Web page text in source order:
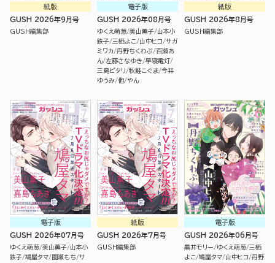
紙版
GUSH 2026年9月号
GUSH編集部
電子版
GUSH 2026年08月号
ゆくえ萌葱 美山薫子 山本小
鉄子 三栖よこ 山中ヒコ サガ
ミワカ 丹野ちくわぶ 百瀬あ
ん 左藤さなゆき 早寝電灯
三島ピタリ 秋鮭こぐま 今井
ゆうみ 他 やん
紙版
GUSH 2026年8月号
GUSH編集部
電子版
GUSH 2026年07月号
ゆくえ萌葱 美山薫子 山本小
鉄子 鳩屋タマ 園瀬もち サ
紙版
GUSH 2026年7月号
GUSH編集部
電子版
GUSH 2026年06月号
黒井モリー ゆくえ萌葱 三栖
よこ 鳩屋タマ 山中ヒコ 丹野